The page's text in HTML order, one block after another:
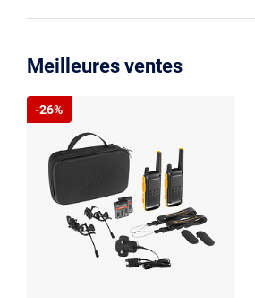
Meilleures ventes
-26%